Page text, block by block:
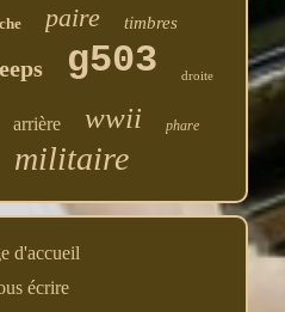
paire timbres
g503 droite
arrière wwii phare
militaire
d'accueil
écrire